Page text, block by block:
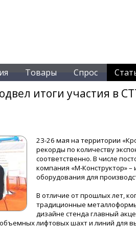
Товары Спрос
итоги участия в
23-26 мая на территории
рекорды по количеству
соответственно. В числе
компания «М-Конструктор» –
оборудования для
В отличие от прошлых лет,
традиционные
дизайне стенда главный
объемных лифтовых шахт и линий для